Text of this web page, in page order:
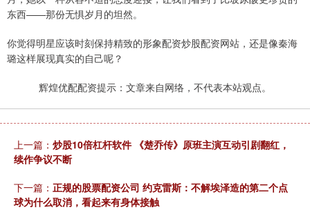
东西——那份无惧岁月的坦然。
你觉得明星应该时刻保持精致的形象配资炒股配资网站，还是像秦海
璐这样展现真实的自己呢？
辉煌优配配资提示：文章来自网络，不代表本站观点。
上一篇： 炒股10倍杠杆软件 《楚乔传》原班主演互动引剧翻红，
续作争议不断
下一篇： 正规的股票配资公司 约克雷斯：不解埃泽造的第二个点
球为什么取消，看起来有身体接触